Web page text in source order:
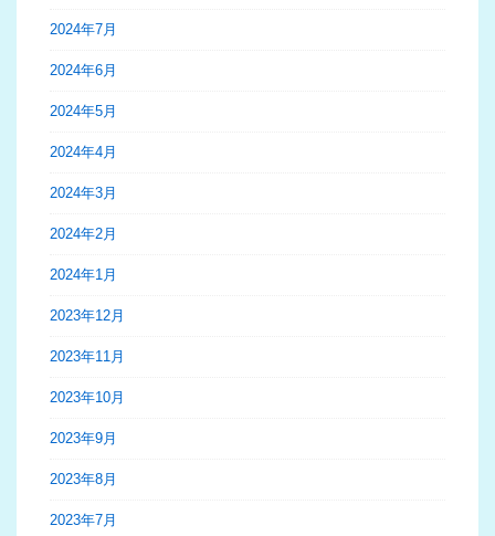
2024年7月
2024年6月
2024年5月
2024年4月
2024年3月
2024年2月
2024年1月
2023年12月
2023年11月
2023年10月
2023年9月
2023年8月
2023年7月